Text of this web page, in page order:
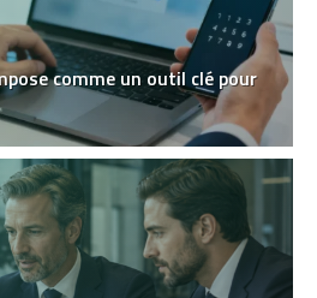
comme un outil clé pour